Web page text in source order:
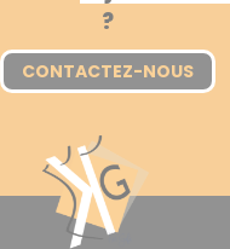
?
CONTACTEZ-NOUS